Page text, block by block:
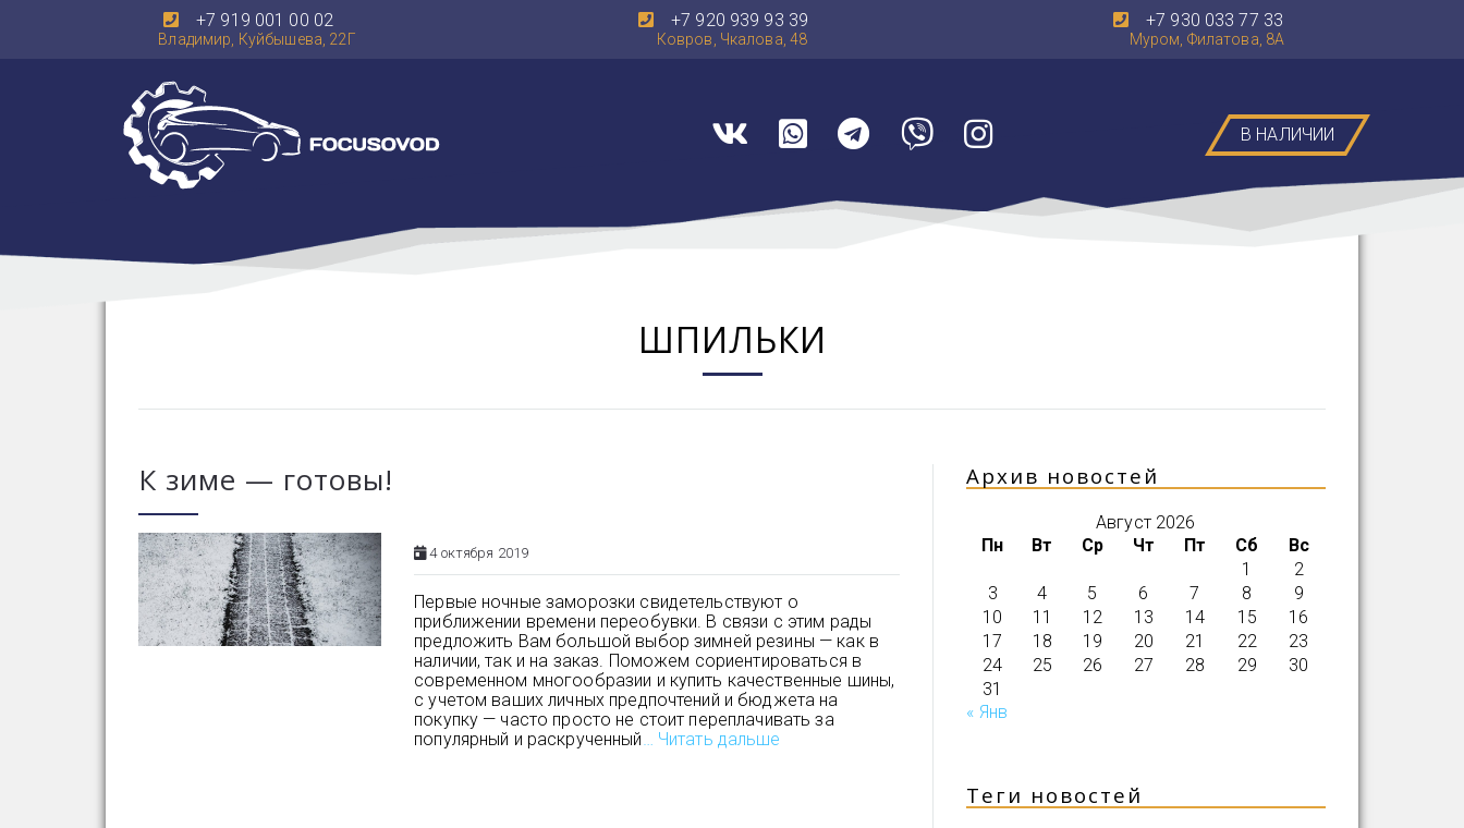
+7 919 001 00 02
Владимир, Куйбышева, 22Г
+7 920 939 93 39
Ковров, Чкалова, 48
+7 930 033 77 33
Муром, Филатова, 8А
В НАЛИЧИИ
ШПИЛЬКИ
К зиме — готовы!
4 октября 2019
Первые ночные заморозки свидетельствуют о
приближении времени переобувки. В связи с этим рады
предложить Вам большой выбор зимней резины — как в
наличии, так и на заказ. Поможем сориентироваться в
современном многообразии и купить качественные шины,
с учетом ваших личных предпочтений и бюджета на
покупку — часто просто не стоит переплачивать за
популярный и раскрученный… Читать дальше
Архив новостей
Август 2026
Пн
Вт Ср Чт Пт Сб
Вс
1
2
3
4 5 6 7 8
9
10
11 12 13 14 15
16
17
18 19 20 21 22
23
24
25 26 27 28 29
30
31
« Янв
Теги новостей